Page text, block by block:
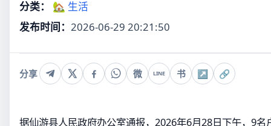
分类：
🏡 生活
发布时间： 2026-06-29 20:21:50
分享 微 LINE 书 ↗ 🔗
据仙游县人民政府办公室通报，2026年6月28日下午，9